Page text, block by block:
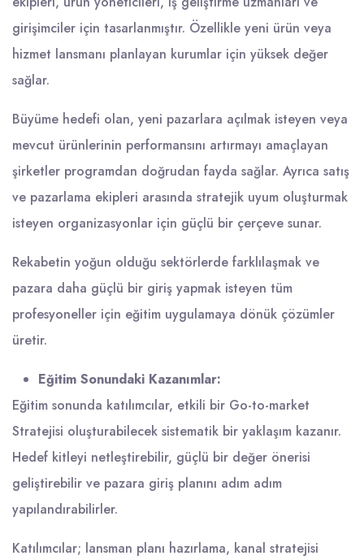
girişimciler için tasarlanmıştır. Özellikle yeni ürün veya
hizmet lansmanı planlayan kurumlar için yüksek değer
sağlar.
Büyüme hedefi olan, yeni pazarlara açılmak isteyen veya
mevcut ürünlerinin performansını artırmayı amaçlayan
şirketler programdan doğrudan fayda sağlar. Ayrıca satış
ve pazarlama ekipleri arasında stratejik uyum oluşturmak
isteyen organizasyonlar için güçlü bir çerçeve sunar.
Rekabetin yoğun olduğu sektörlerde farklılaşmak ve
pazara daha güçlü bir giriş yapmak isteyen tüm
profesyoneller için eğitim uygulamaya dönük çözümler
üretir.
Eğitim Sonundaki Kazanımlar:
Eğitim sonunda katılımcılar, etkili bir Go-to-market
Stratejisi oluşturabilecek sistematik bir yaklaşım kazanır.
Hedef kitleyi netleştirebilir, güçlü bir değer önerisi
geliştirebilir ve pazara giriş planını adım adım
yapılandırabilirler.
Katılımcılar; lansman planı hazırlama, kanal stratejisi